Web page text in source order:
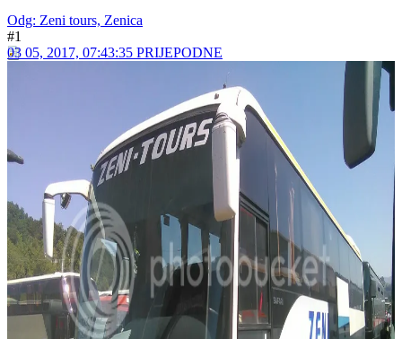
Odg: Zeni tours, Zenica
#1
03 05, 2017, 07:43:35 PRIJEPODNE